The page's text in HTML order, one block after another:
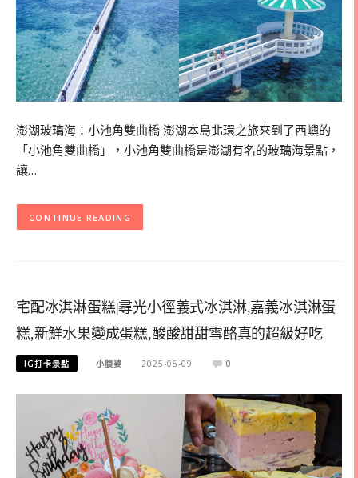
澎湖玻璃海：小池角雙曲橋 澎湖本島北環之旅來到了西嶼的
「小池角雙曲橋」，小池角雙曲橋是澎湖有名的玻璃海景點，
讓…
CONTINUE READING
宅配冰淇淋蛋糕|尋光小徑義式冰淇淋,嘉義冰淇淋蛋
糕,新鮮水果變成蛋糕,酸酸甜甜雪酪真的超級好吃
IG打卡景點 小腹婆 2025-05-09 0